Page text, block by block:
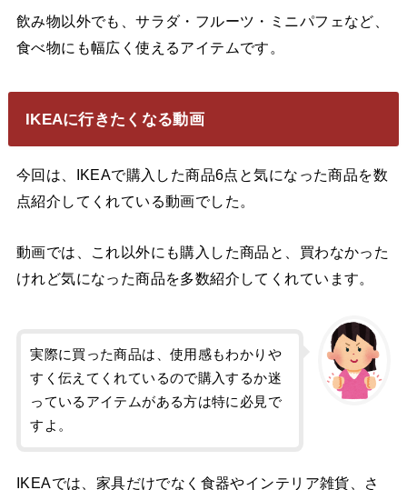
飲み物以外でも、サラダ・フルーツ・ミニパフェなど、
食べ物にも幅広く使えるアイテムです。
IKEAに行きたくなる動画
今回は、IKEAで購入した商品6点と気になった商品を数
点紹介してくれている動画でした。
動画では、これ以外にも購入した商品と、買わなかった
けれど気になった商品を多数紹介してくれています。
実際に買った商品は、使用感もわかりや
すく伝えてくれているので購入するか迷
っているアイテムがある方は特に必見で
すよ。
IKEAでは、家具だけでなく食器やインテリア雑貨、さ